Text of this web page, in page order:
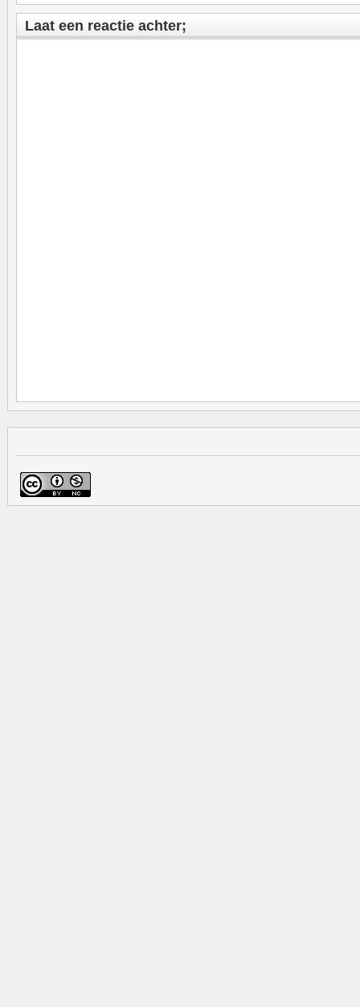
Laat een reactie achter;